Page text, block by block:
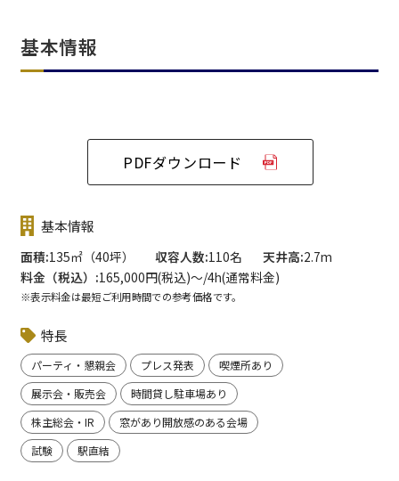
基本情報
PDFダウンロード
基本情報
面積 135㎡（40坪） 収容人数 110名 天井高 2.7m
料金（税込）
165,000円(税込)〜/4h(通常料金)
※表示料金は最短ご利用時間での参考価格です。
特長
パーティ・懇親会 プレス発表
喫煙所あり
展示会・販売会
時間貸し駐車場あり
株主総会・IR
窓があり開放感のある会場
試験
駅直結